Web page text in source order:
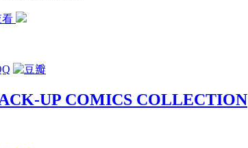
看
UP COMICS COLLECTION